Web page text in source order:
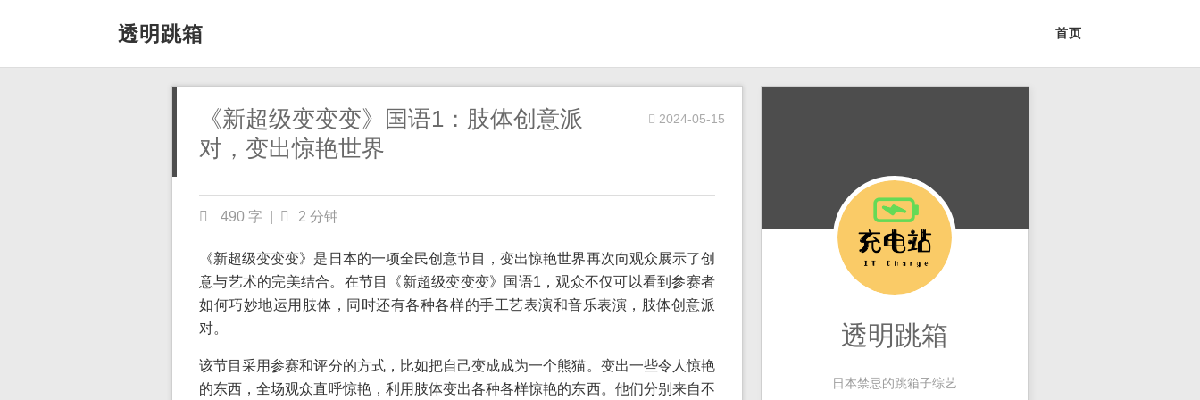
透明跳箱 首页
《新超级变变变》国语1：肢体创意派
对，变出惊艳世界
2024-05-15
490 字 2 分钟
《新超级变变变》是日本的一项全民创意节目，变出惊艳世界再次向观众展示了创
意与艺术的完美结合。在节目《新超级变变变》国语1，观众不仅可以看到参赛者
如何巧妙地运用肢体，同时还有各种各样的手工艺表演和音乐表演，肢体创意派
对。
该节目采用参赛和评分的方式，比如把自己变成成为一个熊猫。变出一些令人惊艳
的东西，全场观众直呼惊艳，利用肢体变出各种各样惊艳的东西。他们分别来自不
透明跳箱
日本禁忌的跳箱子综艺